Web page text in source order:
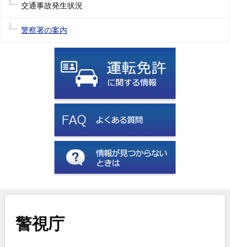
交通事故発生状況
警察署の案内
警視庁